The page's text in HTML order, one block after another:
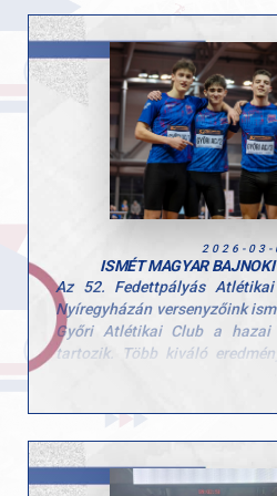
Teljesítményének
14–15. között Cipruson
Európa Kupán, ahol
nemzetközi mezőnyben.
Gratulálunk Kristóf az
eredményeidhez, és sok
szerepléshez!
2026-03-
ISMÉT MAGYAR
Az 52. Fedettpályás
Nyíregyházán versenyzőink
Győri Atlétikai Club a hazai
tartozik. Több kiváló
- Böndör Márton, férfi rúdugrás,
Marci magabiztos
ugrással szerezte meg
címét. A hazai bajnokság